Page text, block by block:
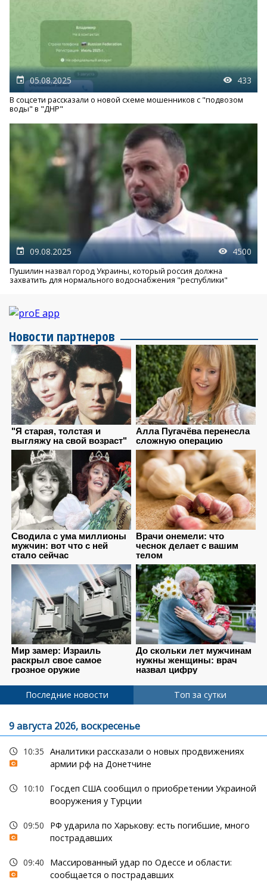
05.08.2025 433
В соцсети рассказали о новой схеме мошенников с "подвозом
воды" в "ДНР"
09.08.2025 4500
Пушилин назвал город Украины, который россия должна
захватить для нормального водоснабжения "республики"
Новости партнеров
Последние новости Топ за сутки
9 августа 2026, воскресенье
10:35 Аналитики рассказали о новых продвижениях
армии рф на Донетчине
10:10
Госдеп США сообщил о приобретении Украиной
вооружения у Турции
09:50
РФ ударила по Харькову: есть погибшие, много
пострадавших
09:40
Массированный удар по Одессе и области:
сообщается о пострадавших